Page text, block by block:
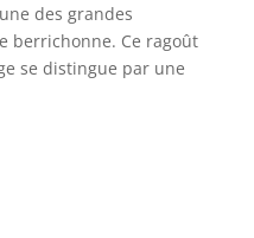
des grandes
berrichonne. Ce ragoût
se distingue par une